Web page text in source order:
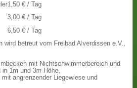
1,50 € / Tag
3,00 € / Tag
6,50 € / Tag
wird betreut vom Freibad Alverdissen e.V.,
mit Nichtschwimmerbereich und
1m und 3m Höhe,
angrenzender Liegewiese und